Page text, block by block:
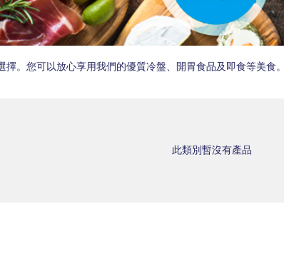
。您可以放心享用我們的優質冷盤、開胃食品及即食等美食。
此類別暫沒有產品